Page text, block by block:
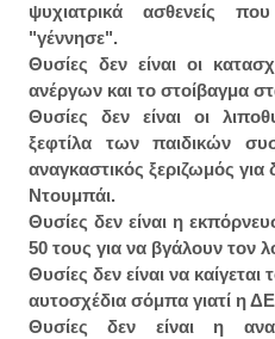
ψυχιατρικά ασθενείς
"γέννησε".
Θυσίες δεν είναι οι
ανέργων και το στοίβαγμα
Θυσίες δεν είναι οι
ξεφτίλα των παιδικών
αναγκαστικός ξεριζωμός
Ντουμπάι.
Θυσίες δεν είναι η
50 τους για να βγάλουν τον
Θυσίες δεν είναι να
αυτοσχέδια σόμπα γιατί η
Θυσίες δεν είναι η